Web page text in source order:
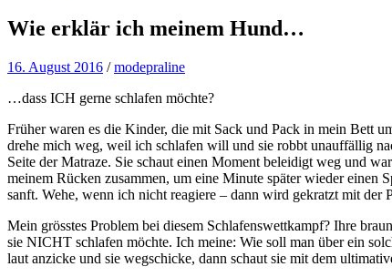
Wie erklär ich meinem Hund…
16. August 2016 /modepraline
…dass ICH gerne schlafen möchte?
Früher waren es die Kinder, die mit Sack und Pack in mein Bett
drehe mich weg, weil ich schlafen will und sie robbt unauffällig
Seite der Matraze. Sie schaut einen Moment beleidigt weg und
meinem Rücken zusammen, um eine Minute später wieder einen
sanft. Wehe, wenn ich nicht reagiere – dann wird gekratzt mit der
Mein grösstes Problem bei diesem Schlafenswettkampf? Ihre
sie NICHT schlafen möchte. Ich meine: Wie soll man über ein
laut anzicke und sie wegschicke, dann schaut sie mit dem